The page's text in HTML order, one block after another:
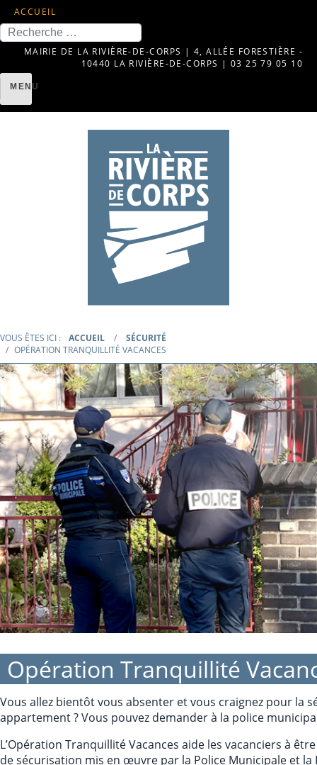
ACCUEIL
Recherche
MAIRIE DE LA RIVIÈRE-DE-CORPS | 4, ALLÉE FORESTIÈRE -
10440 LA RIVIÈRE-DE-CORPS | 03 25 79 05 10
VOUS ÊTES ICI : ACCUEIL
SÉCURITÉ
OPÉRATION TRANQUILLITÉ VACANCES
Opération Tranquillité
Vous allez bientôt vous absenter et vous craignez pour la
appartement ? Vous pouvez demander à la police
L’Opération Tranquillité Vacances aide les vacanciers à
de sécurisation mis en œuvre par la Police Municipale et